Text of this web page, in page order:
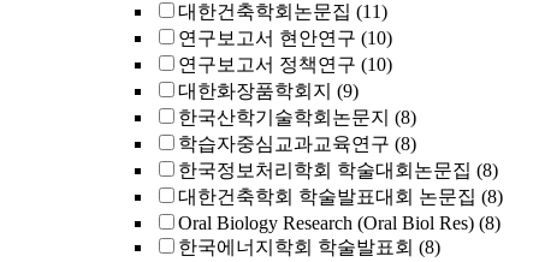
대한건축학회논문집 (11)
연구보고서 현안연구 (10)
연구보고서 정책연구 (10)
대한화장품학회지 (9)
한국산학기술학회논문지 (8)
학습자중심교과교육연구 (8)
한국정보처리학회 학술대회논문집 (8)
대한건축학회 학술발표대회 논문집 (8)
Oral Biology Research (Oral Biol Res) (8)
한국에너지학회 학술발표회 (8)